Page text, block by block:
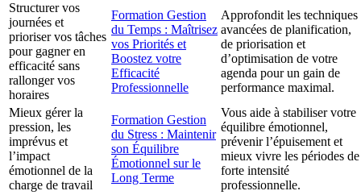
Structurer vos
journées et
prioriser vos tâches
pour gagner en
efficacité sans
rallonger vos
horaires
Formation Gestion
du Temps : Maîtrisez
vos Priorités et
Boostez votre
Efficacité
Professionnelle
Approfondit les techniques
avancées de planification,
de priorisation et
d’optimisation de votre
agenda pour un gain de
performance maximal.
Mieux gérer la
pression, les
imprévus et
l’impact
émotionnel de la
charge de travail
Formation Gestion
du Stress : Maintenir
son Équilibre
Émotionnel sur le
Long Terme
Vous aide à stabiliser votre
équilibre émotionnel,
prévenir l’épuisement et
mieux vivre les périodes de
forte intensité
professionnelle.